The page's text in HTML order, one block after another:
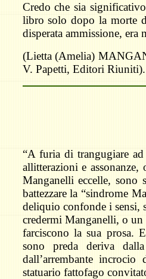
Credo che sia
libro solo dopo la morte
disperata ammissione, era
(Lietta (Amelia)
V. Papetti, Editori Riuniti).
“A furia di trangugiare
allitterazioni e
Manganelli eccelle, sono
battezzare la “sindrome
deliquio confonde i sensi,
credermi Manganelli, o
farciscono la sua prosa.
sono preda deriva
dall’arrembante
statuario fattofago